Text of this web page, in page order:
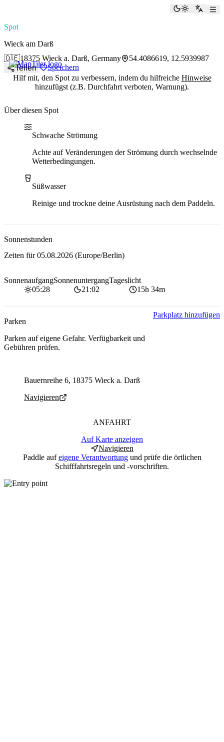
Zu
Spot
Wieck am Darß
🇩🇪18375 Wieck a. Darß, Germany
54.4086619, 12.5939987
Teilen
Speichern
Hilf mit, den Spot zu verbessern, indem du hilfreiche Hinweise
hinzufügst (z.B. Durchfahrt verboten, Warnung).
Über diesen Spot
Water current
Schwache Strömung
Achte auf Veränderungen der Strömung durch wechselnde
Wetterbedingungen.
Water type
Süßwasser
Reinige und trockne deine Ausrüstung nach dem Paddeln.
Sonnenstunden
Zeiten für05.08.2026 (Europe/Berlin)
Sonnenaufgang
05:28
Sonnenuntergang
21:02
Tageslicht
15h 34m
Parken
Parken auf eigene Gefahr. Verfügbarkeit und
Gebühren prüfen.
Parkplatz hinzufügen
Bauernreihe 6, 18375 Wieck a. Darß
Navigieren
ANFAHRT
Auf Karte anzeigen
Navigieren
Paddle aufeigene Verantwortungund prüfe die örtlichen
Schifffahrtsregeln und -vorschriften.